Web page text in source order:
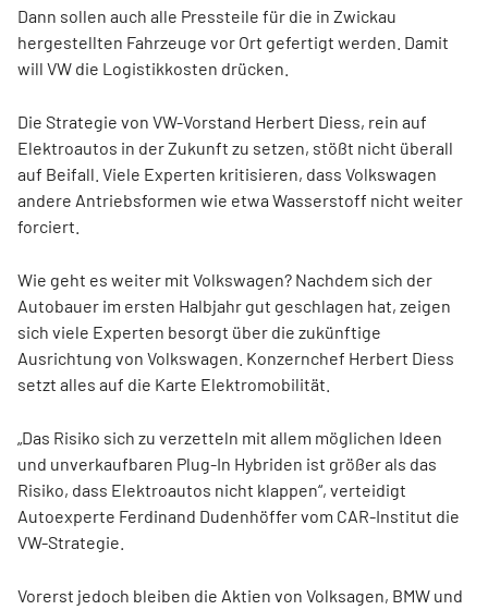
Dann sollen auch alle Pressteile für die in Zwickau
hergestellten Fahrzeuge vor Ort gefertigt werden. Damit
will VW die Logistikkosten drücken.
Die Strategie von VW-Vorstand Herbert Diess, rein auf
Elektroautos in der Zukunft zu setzen, stößt nicht überall
auf Beifall. Viele Experten kritisieren, dass Volkswagen
andere Antriebsformen wie etwa Wasserstoff nicht weiter
forciert.
Wie geht es weiter mit Volkswagen? Nachdem sich der
Autobauer im ersten Halbjahr gut geschlagen hat, zeigen
sich viele Experten besorgt über die zukünftige
Ausrichtung von Volkswagen. Konzernchef Herbert Diess
setzt alles auf die Karte Elektromobilität.
„Das Risiko sich zu verzetteln mit allem möglichen Ideen
und unverkaufbaren Plug-In Hybriden ist größer als das
Risiko, dass Elektroautos nicht klappen“, verteidigt
Autoexperte Ferdinand Dudenhöffer vom CAR-Institut die
VW-Strategie.
Vorerst jedoch bleiben die Aktien von Volksagen, BMW und